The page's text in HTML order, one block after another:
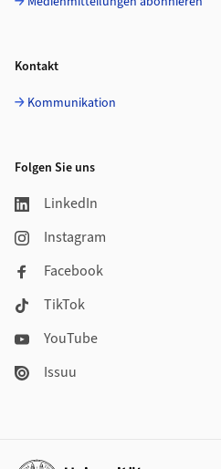
Kontakt
Kommunikation
Folgen Sie uns
LinkedIn
Instagram
Facebook
TikTok
YouTube
Issuu